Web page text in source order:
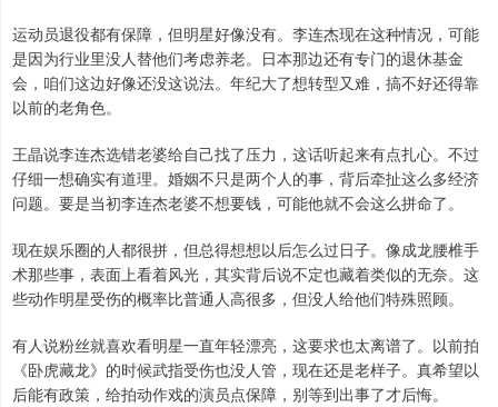
运动员退役都有保障，但明星好像没有。李连杰现在这种情况，可能
是因为行业里没人替他们考虑养老。日本那边还有专门的退休基金
会，咱们这边好像还没这说法。年纪大了想转型又难，搞不好还得靠
以前的老角色。
王晶说李连杰选错老婆给自己找了压力，这话听起来有点扎心。不过
仔细一想确实有道理。婚姻不只是两个人的事，背后牵扯这么多经济
问题。要是当初李连杰老婆不想要钱，可能他就不会这么拼命了。
现在娱乐圈的人都很拼，但总得想想以后怎么过日子。像成龙腰椎手
术那些事，表面上看着风光，其实背后说不定也藏着类似的无奈。这
些动作明星受伤的概率比普通人高很多，但没人给他们特殊照顾。
有人说粉丝就喜欢看明星一直年轻漂亮，这要求也太离谱了。以前拍
《卧虎藏龙》的时候武指受伤也没人管，现在还是老样子。真希望以
后能有政策，给拍动作戏的演员点保障，别等到出事了才后悔。